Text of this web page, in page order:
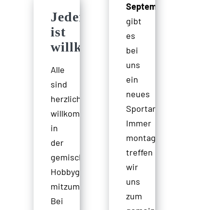
Jeder
ist
willkommen!
Alle
sind
herzlich
willkommen,
in
der
gemischten
Hobbygruppe
mitzumachen.
Bei
September
gibt
es
bei
uns
ein
neues
Sportangebot:
Immer
montags
treffen
wir
uns
zum